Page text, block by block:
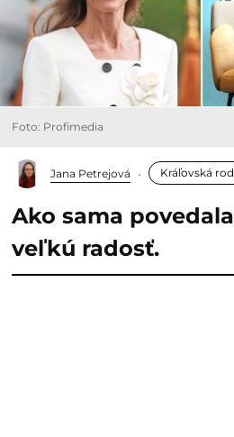
Foto: Profimedia
Jana Petrejová Kráľovská
Ako sama
veľkú radosť.